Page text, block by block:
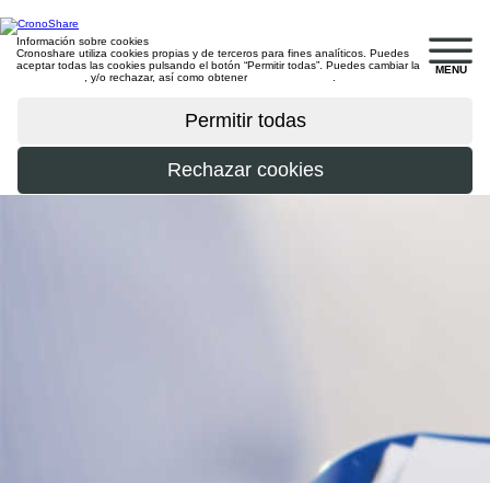
MENU
Información sobre cookies
Cronoshare utiliza cookies propias y de terceros para fines analíticos. Puedes
aceptar todas las cookies pulsando el botón “Permitir todas”. Puedes cambiar la
, y/o rechazar, así como obtener